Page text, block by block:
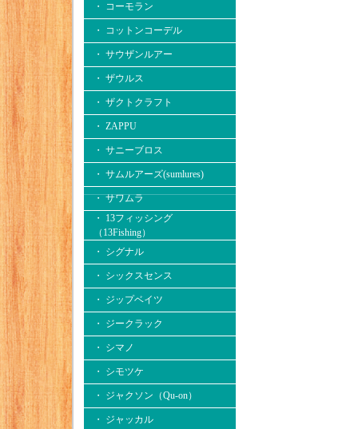
・ コーモラン
・ コットンコーデル
・ サウザンルアー
・ ザウルス
・ ザクトクラフト
・ ZAPPU
・ サニーブロス
・ サムルアーズ(sumlures)
・ サワムラ
・ 13フィッシング
（13Fishing）
・ シグナル
・ シックスセンス
・ ジップベイツ
・ ジークラック
・ シマノ
・ シモツケ
・ ジャクソン（Qu-on）
・ ジャッカル